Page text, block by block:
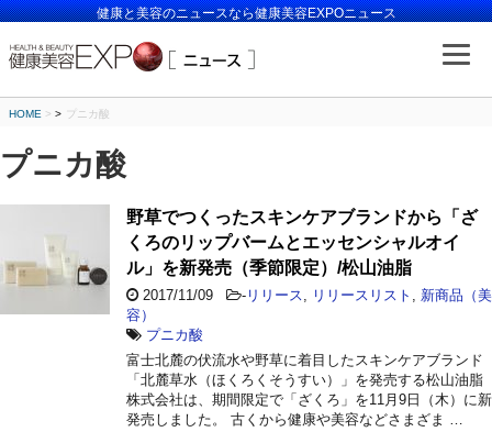
健康と美容のニュースなら健康美容EXPOニュース
HOME > プニカ酸
プニカ酸
野草でつくったスキンケアブランドから「ざ
くろのリップバームとエッセンシャルオイ
ル」を新発売（季節限定）/松山油脂
2017/11/09 - リリース リリースリスト
新商品（美
容）
プニカ酸
富士北麓の伏流水や野草に着目したスキンケアブランド
「北麓草水（ほくろくそうすい）」を発売する松山油脂
株式会社は、期間限定で「ざくろ」を11月9日（木）に新
発売しました。 古くから健康や美容などさまざま …